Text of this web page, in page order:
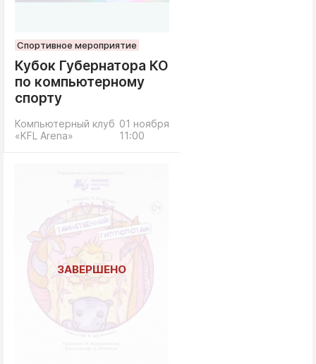
Спортивное мероприятие
Кубок Губернатора КО
по компьютерному
спорту
01 ноября
11:00
Компьютерный клуб
«KFL Arena»